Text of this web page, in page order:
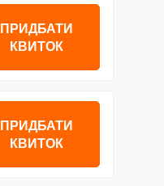
ПРИДБАТИ
КВИТОК
ПРИДБАТИ
КВИТОК